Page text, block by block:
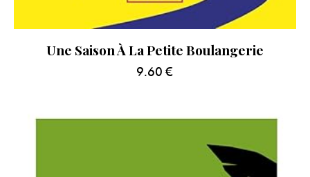
Une Saison À La Petite Boulangerie
9.60 €